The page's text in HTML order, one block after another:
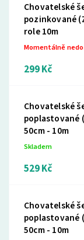
Chovatelské
pozinkované
role 10m
Momentálně
299 Kč
Chovatelské
poplastované
50cm - 10m
Skladem
529 Kč
Chovatelské
poplastované
50cm - 10m